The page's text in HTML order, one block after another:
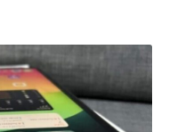
นทรา รับซื้อไอแพดบางพลี —
แท็บเล็ตใน พื้นที่ ลาดพร้าว
มอินทรา พร้อมจ่ายเงินทันที รับ
Samsung iPad แท็บเล็ตใน
งแค วัชรพล รามอินทรา พร้อม